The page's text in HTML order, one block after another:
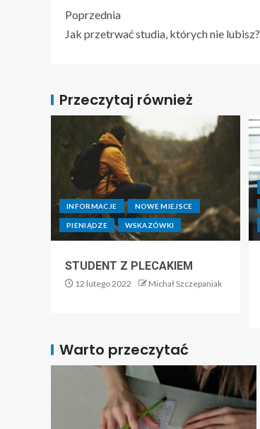
Poprzednia
Jak przetrwać studia, których nie lubisz?
Przeczytaj również
INFORMACJE NOWE MIEJSCE
PIENIĄDZE WSKAZÓWKI
STUDENT Z PLECAKIEM
12 lutego 2022 Michał Szczepaniak
Warto przeczytać